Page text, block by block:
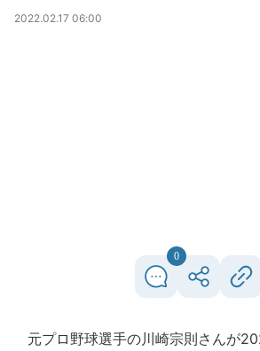
2022.02.17 06:00
0
元プロ野球選手の川崎宗則さんが